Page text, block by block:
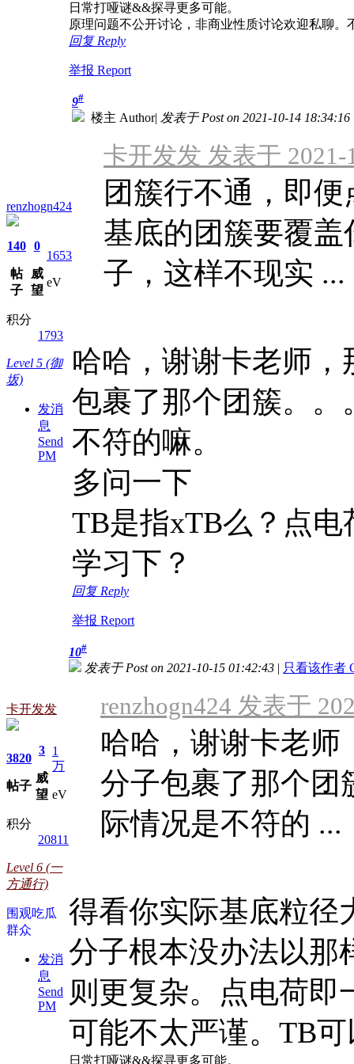
日常打哑谜&&探寻更多可能。
原理问题不公开讨论，非商业性质讨论欢迎私聊
回复 Reply
举报 Report
renzhogn424
140
帖
子
0
威
望
1653
eV
积分
1793
Level 5 (御
坂)
发消
息
Send
PM
9#
楼主 Author| 发表于 Post on 2021-10-14 18:34:16
卡开发发 发表于 2021-
团簇行不通，即
基底的团簇要覆
子，这样不现实 ...
哈哈，谢谢卡老师
包裹了那个团簇。
不符的嘛。
多问一下
TB是指xTB么？点
学习下？
回复 Reply
举报 Report
卡开发发
3820
帖子
3
威
望
1
万
eV
积分
20811
Level 6 (一
方通行)
围观吃瓜
群众
发消
息
Send
PM
10#
发表于 Post on 2021-10-15 01:42:43 | 只看该作者
renzhogn424 发表于
哈哈，谢谢卡老师
分子包裹了那个团
际情况是不符的 ...
得看你实际基底粒径
分子根本没办法以那
则更复杂。点电荷即
可能不太严谨。TB
日常打哑谜&&探寻更多可能。